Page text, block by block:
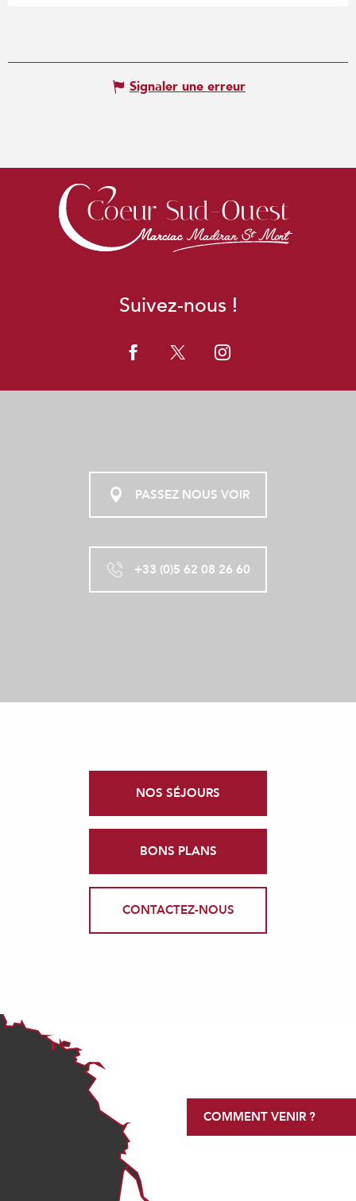
Signaler une erreur
Suivez-nous !
PASSEZ NOUS VOIR
+33 (0)5 62 08 26 60
NOS SÉJOURS
BONS PLANS
CONTACTEZ-NOUS
COMMENT VENIR ?